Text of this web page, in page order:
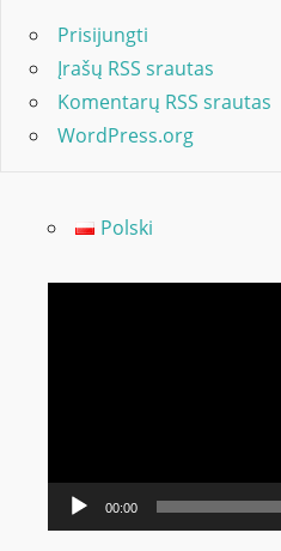
Prisijungti
Įrašų RSS srautas
Komentarų RSS srautas
WordPress.org
Polski
00:00